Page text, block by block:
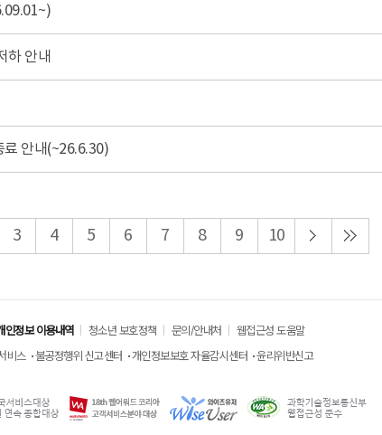
하 안내
료 안내(~26.6.30)
3 4 5 6 7 8 9 10
인정보 이용내역 청소년 보호정책 문의/안내처
웹접근성 도움말
비스 불공정행위 신고센터 개인정보보호 자율감시센터 윤리위반신고